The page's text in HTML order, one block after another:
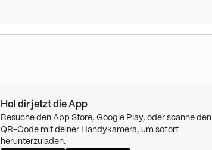
Hol dir jetzt die App
Besuche den App Store, Google Play, oder scanne den
QR-Code mit deiner Handykamera, um sofort
herunterzuladen.